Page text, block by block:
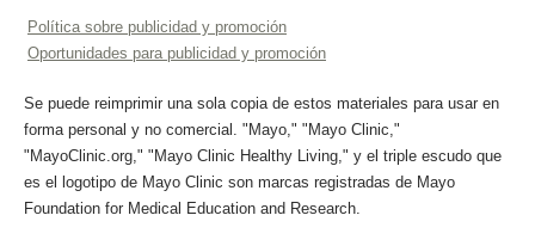
Política sobre publicidad y promoción
Oportunidades para publicidad y promoción
Se puede reimprimir una sola copia de estos materiales para usar en
forma personal y no comercial. "Mayo," "Mayo Clinic,"
"MayoClinic.org," "Mayo Clinic Healthy Living," y el triple escudo que
es el logotipo de Mayo Clinic son marcas registradas de Mayo
Foundation for Medical Education and Research.